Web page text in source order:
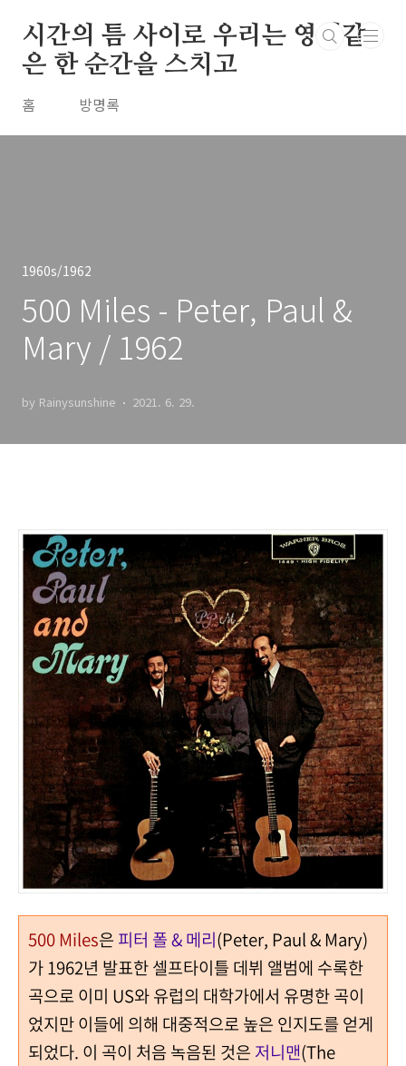
시간의 틈 사이로 우리는 영원같
은 한 순간을 스치고
홈 방명록
1960s/1962
500 Miles - Peter, Paul &
Mary / 1962
by Rainysunshine 2021. 6. 29.
500 Miles은 피터 폴 & 메리(Peter, Paul & Mary)
가 1962년 발표한 셀프타이틀 데뷔 앨범에 수록한
곡으로 이미 US와 유럽의 대학가에서 유명한 곡이
었지만 이들에 의해 대중적으로 높은 인지도를 얻게
되었다. 이 곡이 처음 녹음된 것은 저니맨(The